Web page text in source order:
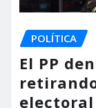
POLÍTICA
El PP
electoral